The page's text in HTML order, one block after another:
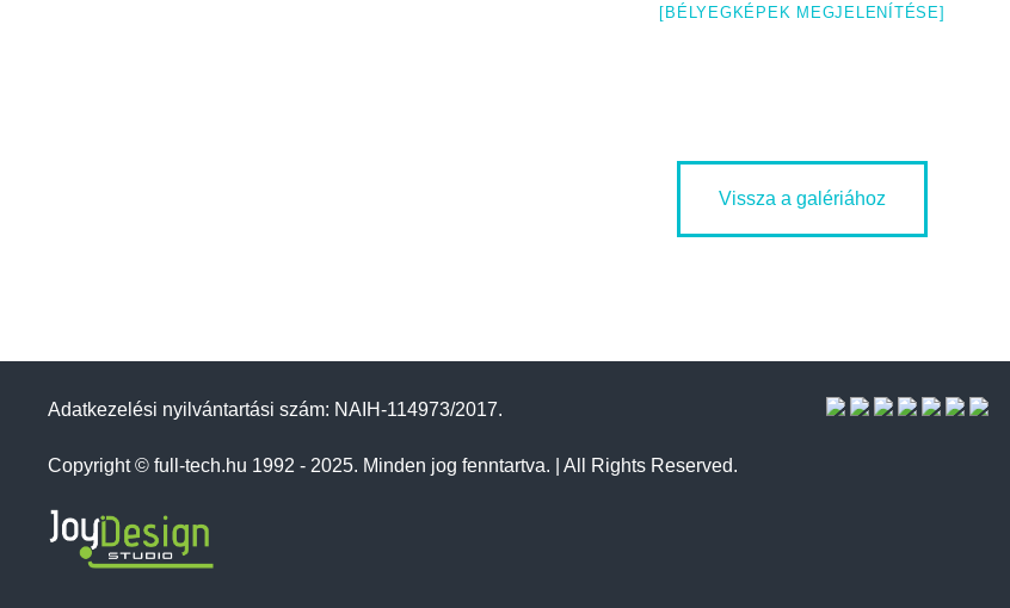
[BÉLYEGKÉPEK MEGJELENÍTÉSE]
Vissza a galériához
Adatkezelési nyilvántartási szám: NAIH-114973/2017.
Copyright © full-tech.hu 1992 - 2025. Minden jog fenntartva. | All Rights Reserved.